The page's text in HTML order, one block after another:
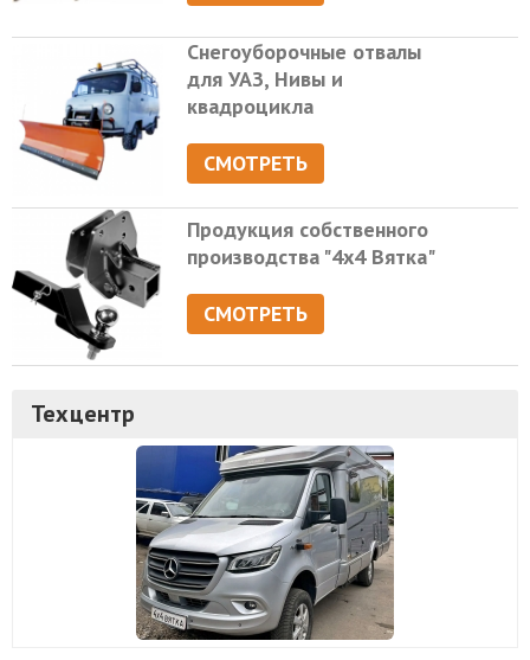
Снегоуборочные отвалы
для УАЗ, Нивы и
квадроцикла
СМОТРЕТЬ
Продукция собственного
производства "4х4 Вятка"
СМОТРЕТЬ
Техцентр